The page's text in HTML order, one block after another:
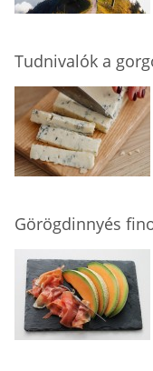
Tudnivalók a
Görögdinnyés